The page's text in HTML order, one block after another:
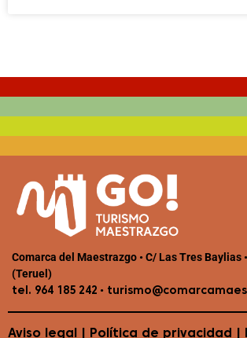
Comarca del Maestrazgo • C/ Las Tres Baylias
(Teruel)
tel. 964 185 242 •
Aviso legal Política de privacidad